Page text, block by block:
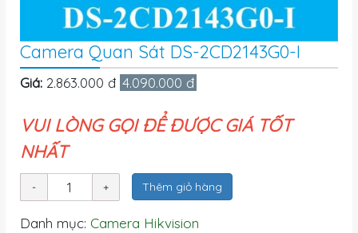
Camera Quan Sát DS-2CD2143G0-I
Giá: 2.863.000 đ 4.090.000 đ
VUI LÒNG GỌI ĐỂ ĐƯỢC GIÁ TỐT
NHẤT
Thêm giỏ hàng
Danh mục: Camera Hikvision